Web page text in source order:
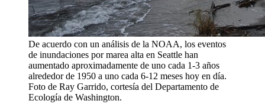
De acuerdo con un análisis de la NOAA, los eventos
de inundaciones por marea alta en Seattle han
aumentado aproximadamente de uno cada 1-3 años
alrededor de 1950 a uno cada 6-12 meses hoy en día.
Foto de Ray Garrido, cortesía del Departamento de
Ecología de Washington.